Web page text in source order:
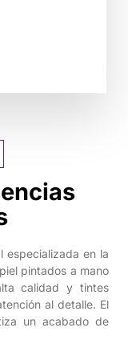
especializada en la
pintados a mano
calidad y tintes
al detalle. El
un acabado de